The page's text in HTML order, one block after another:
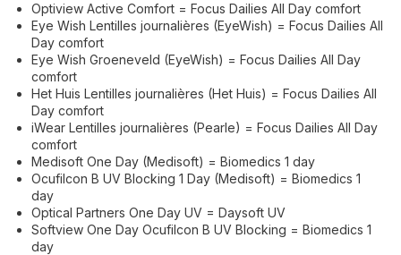
Optiview Active Comfort = Focus Dailies All Day comfort
Eye Wish Lentilles journalières (EyeWish) = Focus Dailies All
Day comfort
Eye Wish Groeneveld (EyeWish) = Focus Dailies All Day
comfort
Het Huis Lentilles journalières (Het Huis) = Focus Dailies All
Day comfort
iWear Lentilles journalières (Pearle) = Focus Dailies All Day
comfort
Medisoft One Day (Medisoft) = Biomedics 1 day
Ocufilcon B UV Blocking 1 Day (Medisoft) = Biomedics 1
day
Optical Partners One Day UV = Daysoft UV
Softview One Day Ocufilcon B UV Blocking = Biomedics 1
day